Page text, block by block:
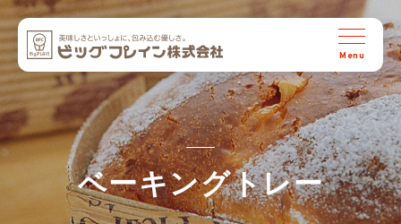
ビッグプレイン株式会社
ベーキングトレー